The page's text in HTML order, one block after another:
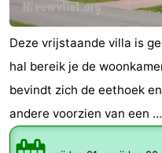
Deze vrijstaande villa is
hal bereik je de
bevindt zich de eethoek
andere voorzien van een ...